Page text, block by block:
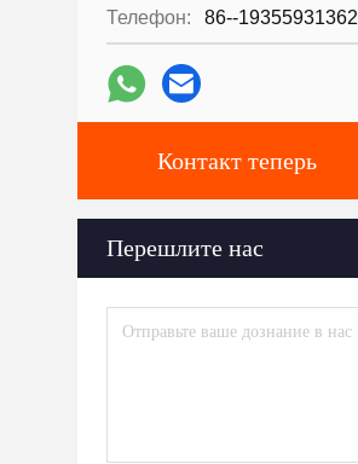
Телефон: 86--19355931362
Контакт теперь
Перешлите нас